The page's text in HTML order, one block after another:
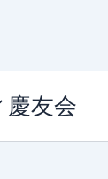
慶友会